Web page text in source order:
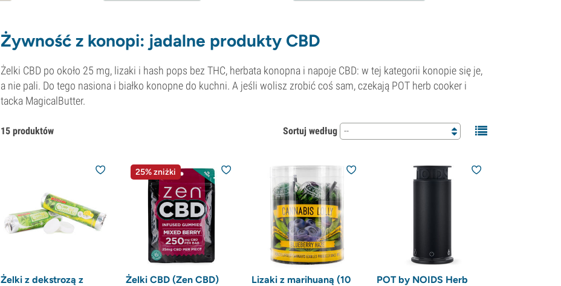
Żywność z konopi: jadalne produkty CBD
Żelki CBD po około 25 mg, lizaki i hash pops bez THC, herbata konopna i napoje CBD: w tej kategorii konopie się je,
a nie pali. Do tego nasiona i białko konopne do kuchni. A jeśli wolisz zrobić coś sam, czekają POT herb cooker i
tacka MagicalButter.
15 produktów Sortuj według --
Żelki z dekstrozą z
25% zniżki
Żelki CBD (Zen CBD)
Lizaki z marihuaną (10
POT by NOIDS Herb